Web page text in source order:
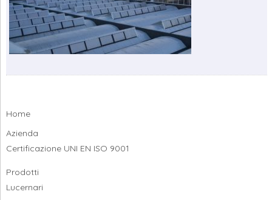
Home
Azienda
Certificazione UNI EN ISO 9001
Prodotti
Lucernari